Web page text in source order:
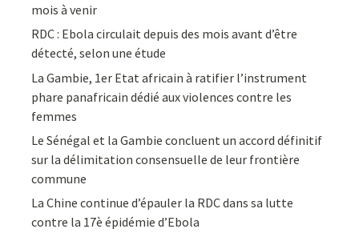
mois à venir
RDC : Ebola circulait depuis des mois avant d’être
détecté, selon une étude
La Gambie, 1er Etat africain à ratifier l’instrument
phare panafricain dédié aux violences contre les
femmes
Le Sénégal et la Gambie concluent un accord définitif
sur la délimitation consensuelle de leur frontière
commune
La Chine continue d’épauler la RDC dans sa lutte
contre la 17è épidémie d’Ebola